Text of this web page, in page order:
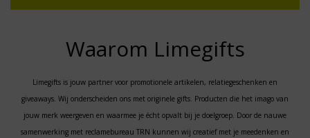
Waarom Limegifts
Limegifts is jouw partner voor promotionele artikelen, relatiegeschenken en
giveaways. Wij onderscheiden ons met originele gifts. Producten die het imago van
jouw merk weergeven en waarmee je écht opvalt bij je doelgroep. Door de nauwe
samenwerking met reclamebureau TRN kunnen wij creatief met je meedenken en